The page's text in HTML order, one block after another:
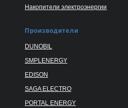
Накопители электроэнергии
Производители
DUNOBIL
SMPLENERGY
EDISON
SAGA ELECTRO
PORTAL ENERGY